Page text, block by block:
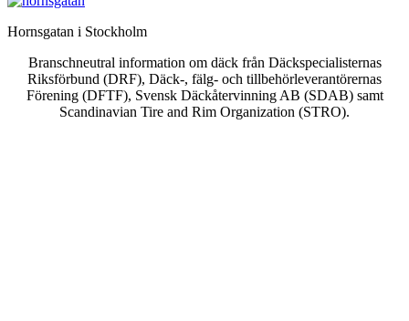
Hornsgatan i Stockholm
Branschneutral information om däck från Däckspecialisternas
Riksförbund (DRF), Däck-, fälg- och tillbehörleverantörernas
Förening (DFTF), Svensk Däckåtervinning AB (SDAB) samt
Scandinavian Tire and Rim Organization (STRO).